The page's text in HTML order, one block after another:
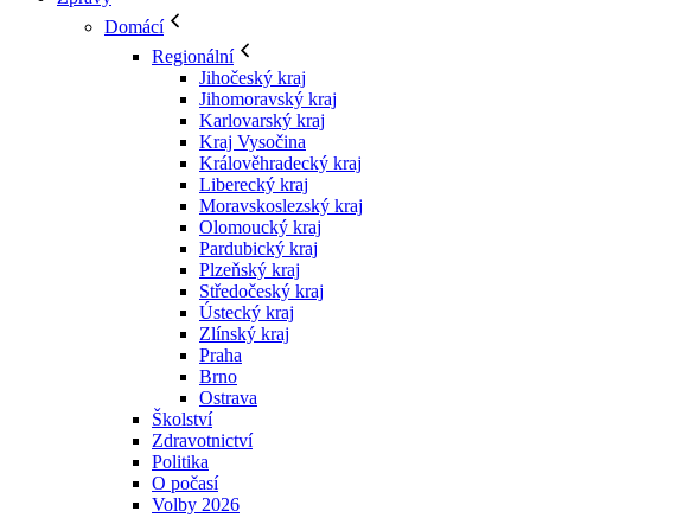
Domácí
Regionální
Jihočeský kraj
Jihomoravský kraj
Karlovarský kraj
Kraj Vysočina
Králověhradecký kraj
Liberecký kraj
Moravskoslezský kraj
Olomoucký kraj
Pardubický kraj
Plzeňský kraj
Středočeský kraj
Ústecký kraj
Zlínský kraj
Praha
Brno
Ostrava
Školství
Zdravotnictví
Politika
O počasí
Volby 2026